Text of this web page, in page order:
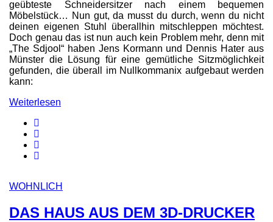
geübteste Schneidersitzer nach einem bequemen
Möbelstück… Nun gut, da musst du durch, wenn du nicht
deinen eigenen Stuhl überallhin mitschleppen möchtest.
Doch genau das ist nun auch kein Problem mehr, denn mit
„The Sdjool“ haben Jens Kormann und Dennis Hater aus
Münster die Lösung für eine gemütliche Sitzmöglichkeit
gefunden, die überall im Nullkommanix aufgebaut werden
kann:
Weiterlesen
WOHNLICH
DAS HAUS AUS DEM 3D-DRUCKER